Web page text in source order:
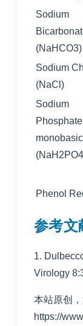
Sodium
(NaHCO3)
Sodium
(NaCl)
Sodium
Phosphate
monobasic
Phenol
参考文
1.
Virology
本站原创
https://